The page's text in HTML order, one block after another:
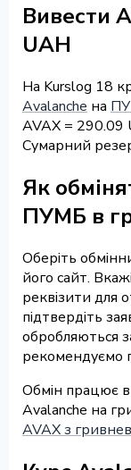
Вивести
UAH
На Kurslog 18
Avalanche на
AVAX = 290.09
Сумарний
Як
ПУМБ в
Оберіть
його сайт.
реквізити для
підтвердіть
обробляються
рекомендуємо
Обмін працює
Avalanche на
AVAX з